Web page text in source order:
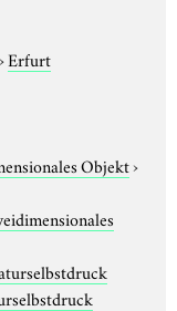
Erfurt
Objekt›